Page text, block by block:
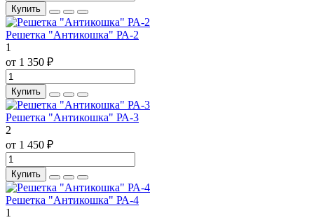
Купить
Решетка "Антикошка" РА-2
1
от 1 350 ₽
Купить
Решетка "Антикошка" РА-3
2
от 1 450 ₽
Купить
Решетка "Антикошка" РА-4
1